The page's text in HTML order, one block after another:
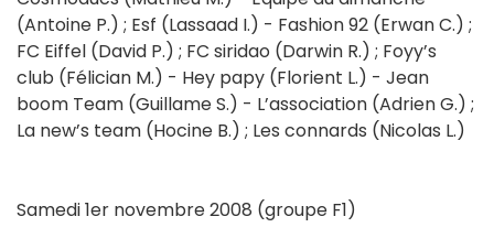
(Antoine P.) ; Esf (Lassaad I.) - Fashion 92 (Erwan C.) ;
FC Eiffel (David P.) ; FC siridao (Darwin R.) ; Foyy’s
club (Félician M.) - Hey papy (Florient L.) - Jean
boom Team (Guillame S.) - L’association (Adrien G.) ;
La new’s team (Hocine B.) ; Les connards (Nicolas L.)
Samedi 1er novembre 2008 (groupe F1)